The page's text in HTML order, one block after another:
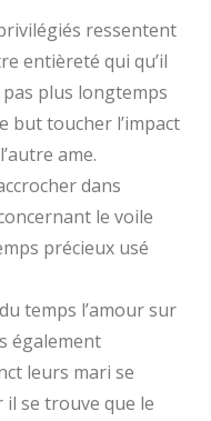
ressentent
entièreté qui qu’il
plus longtemps
but toucher l’impact
ame.
dans
le voile
précieux usé
temps l’amour sur
également
leurs mari se
il se trouve que le